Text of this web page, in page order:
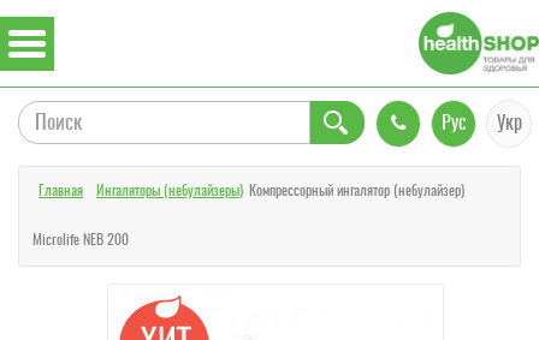
Рус Укр
Главная Ингаляторы (небулайзеры) Компрессорный ингалятор (небулайзер)
Microlife NEB 200